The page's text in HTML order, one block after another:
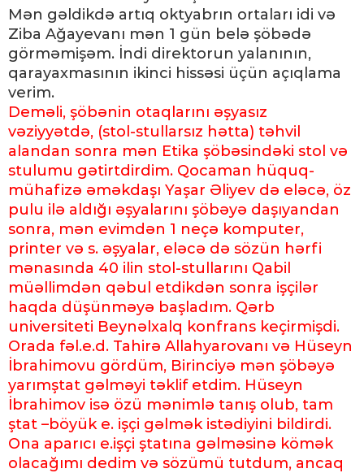
Mən gəldikdə artıq oktyabrın ortaları idi və
Ziba Ağayevanı mən 1 gün belə şöbədə
görməmişəm. İndi direktorun yalanının,
qarayaxmasının ikinci hissəsi üçün açıqlama
verim.
Deməli, şöbənin otaqlarını əşyasız
vəziyyətdə, (stol-stullarsız hətta) təhvil
alandan sonra mən Etika şöbəsindəki stol və
stulumu gətirtdirdim. Qocaman hüquq-
mühafizə əməkdaşı Yaşar Əliyev də eləcə, öz
pulu ilə aldığı əşyalarını şöbəyə daşıyandan
sonra, mən evimdən 1 neçə komputer,
printer və s. əşyalar, eləcə də sözün hərfi
mənasında 40 ilin stol-stullarını Qabil
müəllimdən qəbul etdikdən sonra işçilər
haqda düşünməyə başladım. Qərb
universiteti Beynəlxalq konfrans keçirmişdi.
Orada fəl.e.d. Tahirə Allahyarovanı və Hüseyn
İbrahimovu gördüm, Birinciyə mən şöbəyə
yarımştat gəlməyi təklif etdim. Hüseyn
İbrahimov isə özü mənimlə tanış olub, tam
ştat –böyük e. işçi gəlmək istədiyini bildirdi.
Ona aparıcı e.işçi ştatına gəlməsinə kömək
olacağımı dedim və sözümü tutdum, ancaq